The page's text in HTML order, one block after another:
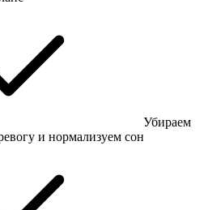
Убираем
и нормализуем сон